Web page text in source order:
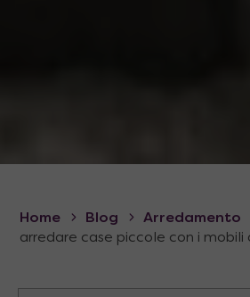
Home Blog Arredamento
arredare case piccole con i mobili